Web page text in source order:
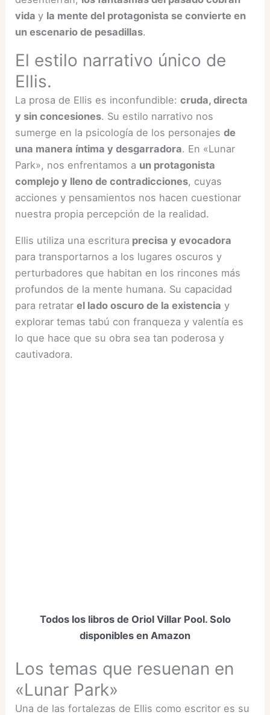
viday la mente del protagonista se convierte en
un escenario de pesadillas.
El estilo narrativo único de
Ellis.
La prosa de Ellis es inconfundible:cruda, directa
y sin concesiones. Su estilo narrativo nos
sumerge en la psicología de los personajesde
una manera íntima y desgarradora. En «Lunar
Park», nos enfrentamos a un protagonista
complejo y lleno de contradicciones, cuyas
acciones y pensamientos nos hacen cuestionar
nuestra propia percepción de la realidad.
Ellis utiliza una escritura precisa y evocadora
para transportarnos a los lugares oscuros y
perturbadores que habitan en los rincones más
profundos de la mente humana. Su capacidad
para retratarel lado oscuro de la existencia y
explorar temas tabú con franqueza y valentía es
lo que hace que su obra sea tan poderosa y
cautivadora.
Todos los libros de Oriol Villar Pool. Solo
disponibles en Amazon
Los temas que resuenan en
«Lunar Park»
Una de las fortalezas de Ellis como escritor es su